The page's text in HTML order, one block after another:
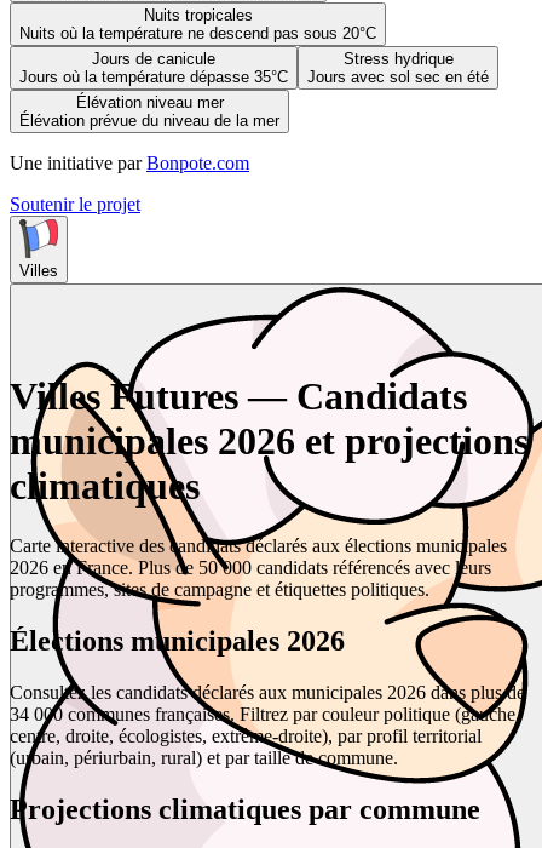
Nuits tropicales
Nuits où la température ne descend pas sous 20°C
Jours de canicule
Jours où la température dépasse 35°C
Stress hydrique
Jours avec sol sec en été
Élévation niveau mer
Élévation prévue du niveau de la mer
Une initiative par Bonpote.com
Soutenir le projet
Villes
Villes Futures — Candidats
municipales 2026 et projections
climatiques
Carte interactive des candidats déclarés aux élections municipales
2026 en France. Plus de 50 000 candidats référencés avec leurs
programmes, sites de campagne et étiquettes politiques.
Élections municipales 2026
Consultez les candidats déclarés aux municipales 2026 dans plus de
34 000 communes françaises. Filtrez par couleur politique (gauche,
centre, droite, écologistes, extrême-droite), par profil territorial
(urbain, périurbain, rural) et par taille de commune.
Projections climatiques par commune